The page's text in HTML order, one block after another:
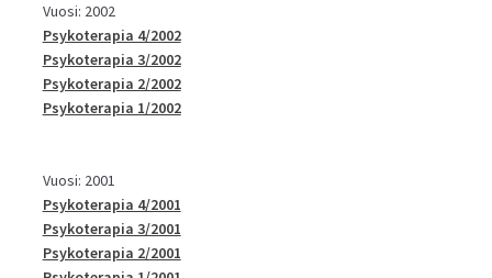
Vuosi: 2002
Psykoterapia 4/2002
Psykoterapia 3/2002
Psykoterapia 2/2002
Psykoterapia 1/2002
Vuosi: 2001
Psykoterapia 4/2001
Psykoterapia 3/2001
Psykoterapia 2/2001